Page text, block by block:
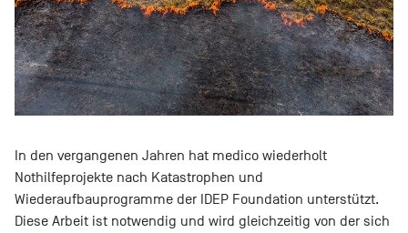
In den vergangenen Jahren hat medico wiederholt
Nothilfeprojekte nach Katastrophen und
Wiederaufbauprogramme der IDEP Foundation unterstützt.
Diese Arbeit ist notwendig und wird gleichzeitig von der sich